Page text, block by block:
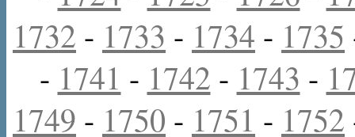
1732 - 1733 - 1734 - 1735
- 1741 - 1742 - 1743 -
1749 - 1750 - 1751 - 1752